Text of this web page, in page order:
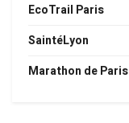
EcoTrail Paris
SaintéLyon
Marathon de Paris